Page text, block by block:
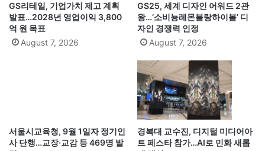
GS리테일, 기업가치 제고 계획
발표…2028년 영업이익 3,800
억 원 목표
August 7, 2026
GS25, 세계 디자인 어워드 2관
왕…‘소비뇽레몬블랑하이볼’ 디
자인 경쟁력 인정
August 7, 2026
서울시교육청, 9월 1일자 정기인
사 단행…교장·교감 등 469명 발
경복대 교수진, 디지털 미디어아
트 페스타 참가…AI로 민화 새롭